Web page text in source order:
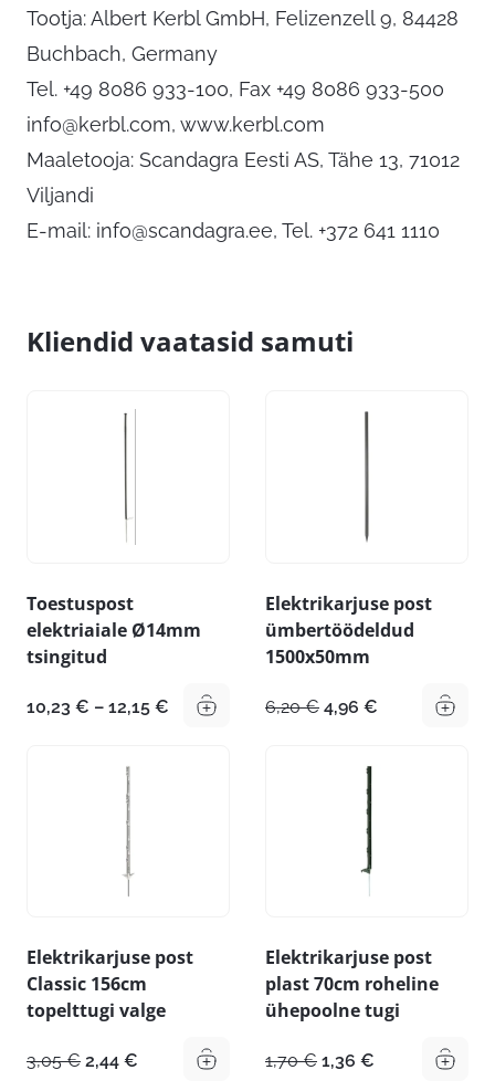
Tootja: Albert Kerbl GmbH, Felizenzell 9, 84428
Buchbach, Germany
Tel. +49 8086 933-100, Fax +49 8086 933-500
info@kerbl.com, www.kerbl.com
Maaletooja: Scandagra Eesti AS, Tähe 13, 71012
Viljandi
E-mail: info@scandagra.ee, Tel. +372 641 1110
Kliendid vaatasid samuti
Toestuspost
elektriaiale Ø14mm
tsingitud
10,23 € – 12,15 € Hinnavahemik:
Elektrikarjuse post
ümbertöödeldud
1500x50mm
6,20€ Algne
6,20 €.
4,96 € Praegune
Elektrikarjuse post
Classic 156cm
topelttugi valge
3,05€ Algne
2,44 € Praegune
Elektrikarjuse post
plast 70cm roheline
ühepoolne tugi
1,70€ Algne
1,36 € Praegune